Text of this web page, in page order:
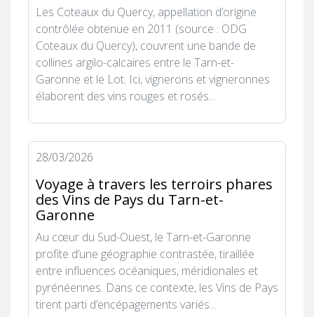
Les Coteaux du Quercy, appellation d’origine
contrôlée obtenue en 2011 (source : ODG
Coteaux du Quercy), couvrent une bande de
collines argilo-calcaires entre le Tarn-et-
Garonne et le Lot. Ici, vignerons et vigneronnes
élaborent des vins rouges et rosés...
28/03/2026
Voyage à travers les terroirs phares
des Vins de Pays du Tarn-et-
Garonne
Au cœur du Sud-Ouest, le Tarn-et-Garonne
profite d’une géographie contrastée, tiraillée
entre influences océaniques, méridionales et
pyrénéennes. Dans ce contexte, les Vins de Pays
tirent parti d’encépagements variés...